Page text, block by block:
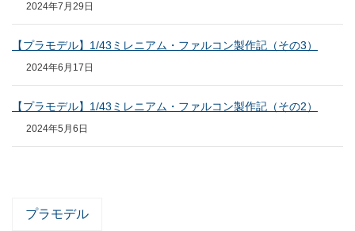
2024年7月29日
【プラモデル】1/43ミレニアム・ファルコン製作記（その3）
2024年6月17日
【プラモデル】1/43ミレニアム・ファルコン製作記（その2）
2024年5月6日
プラモデル